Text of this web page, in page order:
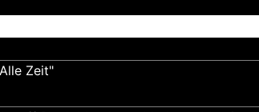
Zeit"